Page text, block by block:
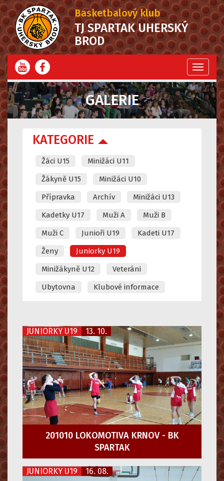
Basketbalový klub
TJ SPARTAK UHERSKÝ
BROD
Menu
GALERIE
KATEGORIE
Žáci U15
Minižáci U11
Žákyně U15
Minižáci U10
Přípravka
Archív
Minižáci U13
Kadetky U17
Muži A
Muži B
Muži C
Junioři U19
Kadeti U17
Ženy
Juniorky U19
Minižákyně U12
Veteráni
Ubytovna
Klubové informace
JUNIORKY U19 13. 10.
201010 LOKOMOTIVA KRNOV - BK
SPARTAK
JUNIORKY U19 16. 08.